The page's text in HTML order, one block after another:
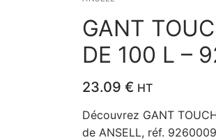
GANT
DE 100 L –
23.09 € HT
Découvrez GANT
de ANSELL, réf.